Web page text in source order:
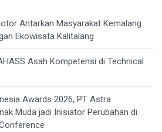
Antarkan Masyarakat Kemalang
Ekowisata Kalitalang
Asah Kompetensi di Technical
Awards 2026, PT Astra
Muda jadi Inisiator Perubahan di